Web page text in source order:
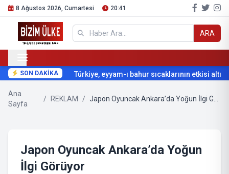
8 Ağustos 2026, Cumartesi 20:41
ARA
SON DAKİKA Türkiye, eyyam-ı bahur sıcaklarının etkisi
Ana
Sayfa
/ REKLAM /
Japon Oyuncak Ankara’da Yoğun
İlgi Görüyor